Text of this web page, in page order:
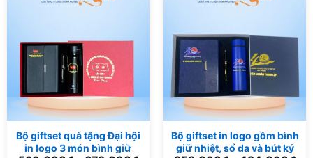
Bộ giftset quà tặng Đại hội
in logo 3 món bình giữ
Bộ giftset in logo gồm bình
giữ nhiệt, sổ da và bút ký